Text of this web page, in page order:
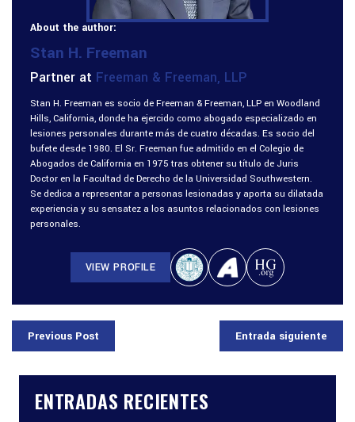
About the author:
Stan H. Freeman
Partner at Freeman & Freeman, LLP
Stan H. Freeman es socio de Freeman & Freeman, LLP en Woodland
Hills, California, donde ha ejercido como abogado especializado en
lesiones personales durante más de cuatro décadas. Es socio del
bufete desde 1980. El Sr. Freeman fue admitido en el Colegio de
Abogados de California en 1975 tras obtener su título de Juris
Doctor en la Facultad de Derecho de la Universidad Southwestern.
Se dedica a representar a personas lesionadas y aporta su dilatada
experiencia y su sensatez a los asuntos relacionados con lesiones
personales.
VIEW PROFILE
Previous Post Entrada siguiente
ENTRADAS RECIENTES